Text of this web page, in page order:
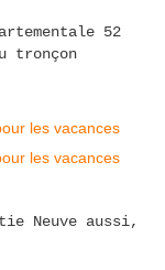
52
tronçon
Neuve aussi,